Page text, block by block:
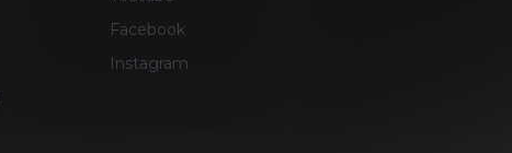
Facebook
Instagram